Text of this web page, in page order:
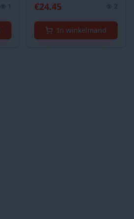
1 €24.45 2
In winkelmand